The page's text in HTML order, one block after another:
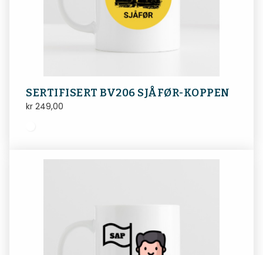
SERTIFISERT BV206 SJÅFØR-KOPPEN
kr 249,00